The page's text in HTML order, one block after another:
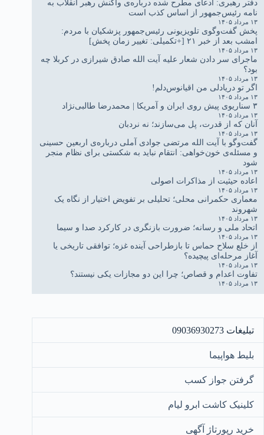
دفتر رهبری: ادعای مطرح شده درباره‌ی واکنش رهبر انقلاب به
نامه رئیس‌جمهور از اساس کذب است
۱۳ مرداد ۱۴۰۵
پخش گفت‌وگوی تلویزیونی رئیس‌جمهور پزشکیان با مردم:
امشب بعد از خبر ۲۱ [+تکمیلی: تغییر زمان پخش]
۱۳ مرداد ۱۴۰۵
ماجرای سر دادن شعار علیه آیت الله صادق شیرازی در کربلا چه
بود؟
۱۳ مرداد ۱۴۰۵
اگر تو دریادلی من اقیانوس‌دلم!
۱۳ مرداد ۱۴۰۵
۳ سناریوی پیش روی ایران و آمریکا | محمدرضا طالبی‌نژاد
۱۳ مرداد ۱۴۰۵
آنان که از قدرت، پل می‌سازند؛ نه نردبان
۱۳ مرداد ۱۴۰۵
گفت‌وگو با آیت الله مرتضی جوادی آملی درباره‌ی اربعین حسینی
و مسئله‌ی خون‌خواهی: انتقام نباید به شکستی برای نظام منجر
شود
۱۳ مرداد ۱۴۰۵
اعاده حیثیت از مذاکرات اصولی
۱۳ مرداد ۱۴۰۵
معماری حکمرانی محلی؛ تحلیلی بر تفویض اختیار از نگاه یک
شهروند
۱۳ مرداد ۱۴۰۵
اتحاد ملی و رسانه؛ ضرورت بازنگری در کارکرد صدا و سیما
۱۳ مرداد ۱۴۰۵
از خلع سلاح حماس تا بازطراحی آینده غزه؛ توافقی تاریخی یا
آغاز مرحله‌ای پیچیده؟
۱۳ مرداد ۱۴۰۵
تفاوت اعدام و قصاص؛ چرا این دو مجازات یکی نیستند؟
۱۳ مرداد ۱۴۰۵
تبلیغات 09036930273
بلیط هواپیما
گرفتن جواز کسب
کلینیک کاشت ابرو لیام
خرید رپورتاژ آگهی